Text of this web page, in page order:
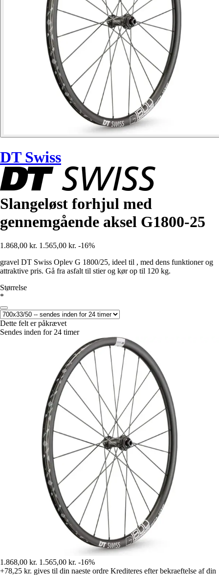
DT Swiss
Slangeløst forhjul med
gennemgående aksel G1800-25
1.868,00 kr. 1.565,00 kr. -16%
gravel DT Swiss Oplev G 1800/25, ideel til , med dens funktioner og
attraktive pris. Gå fra asfalt til stier og kør op til 120 kg.
Størrelse
*
Dette felt er påkrævet
Sendes inden for 24 timer
1.868,00 kr. 1.565,00 kr. -16%
+78,25 kr. gives til din naeste ordre Krediteres efter bekraeftelse af din